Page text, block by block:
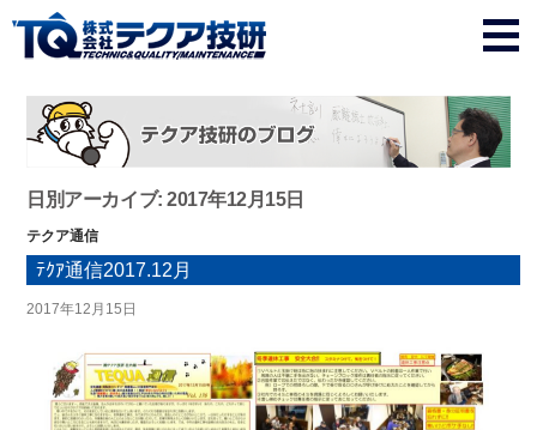
日別アーカイブ: 2017年12月15日
テクア通信
ﾃｸｱ通信2017.12月
2017年12月15日